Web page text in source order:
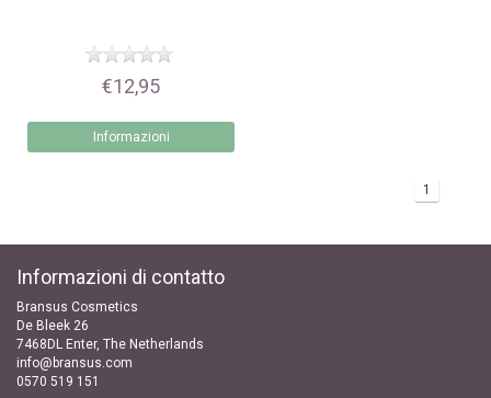
€12,95
Informazioni
1
Informazioni di contatto
Bransus Cosmetics
De Bleek 26
7468DL Enter, The Netherlands
info@bransus.com
0570 519 151